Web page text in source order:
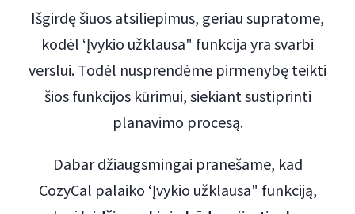
Išgirdę šiuos atsiliepimus, geriau supratome,
kodėl ‘Įvykio užklausa" funkcija yra svarbi
verslui. Todėl nusprendėme pirmenybę teikti
šios funkcijos kūrimui, siekiant sustiprinti
planavimo procesą.
Dabar džiaugsmingai pranešame, kad
CozyCal palaiko ‘Įvykio užklausa" funkciją,